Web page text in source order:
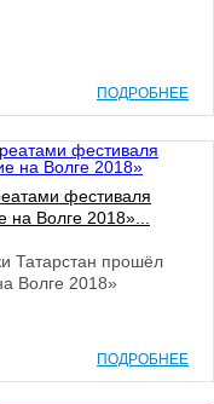
ПОДРОБНЕЕ
фестиваля
на Волге 2018»...
Татарстан прошёл
Волге 2018»
ПОДРОБНЕЕ